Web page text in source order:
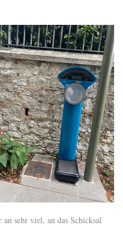
sehr viel, an das Schicksal